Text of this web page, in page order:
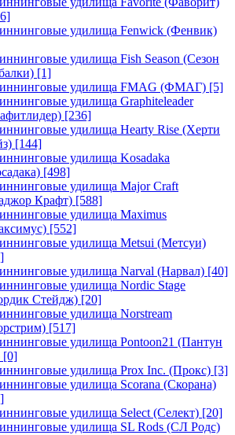
удилища Fenwick (Фенвик)
удилища Fish Season (Сезон
[1]
удилища FMAG (ФМАГ) [5]
удилища Graphiteleader
[236]
удилища Hearty Rise (Херти
[144]
удилища Kosadaka
[498]
удилища Major Craft
Крафт) [588]
удилища Maximus
[552]
удилища Metsui (Метсуи)
удилища Narval (Нарвал) [40]
удилища Nordic Stage
Стейдж) [20]
удилища Norstream
[517]
удилища Pontoon21 (Пантун
[0]
удилища Prox Inc. (Прокс) [3]
удилища Scorana (Скорана)
удилища Select (Селект) [20]
удилища SL Rods (СЛ Родс)